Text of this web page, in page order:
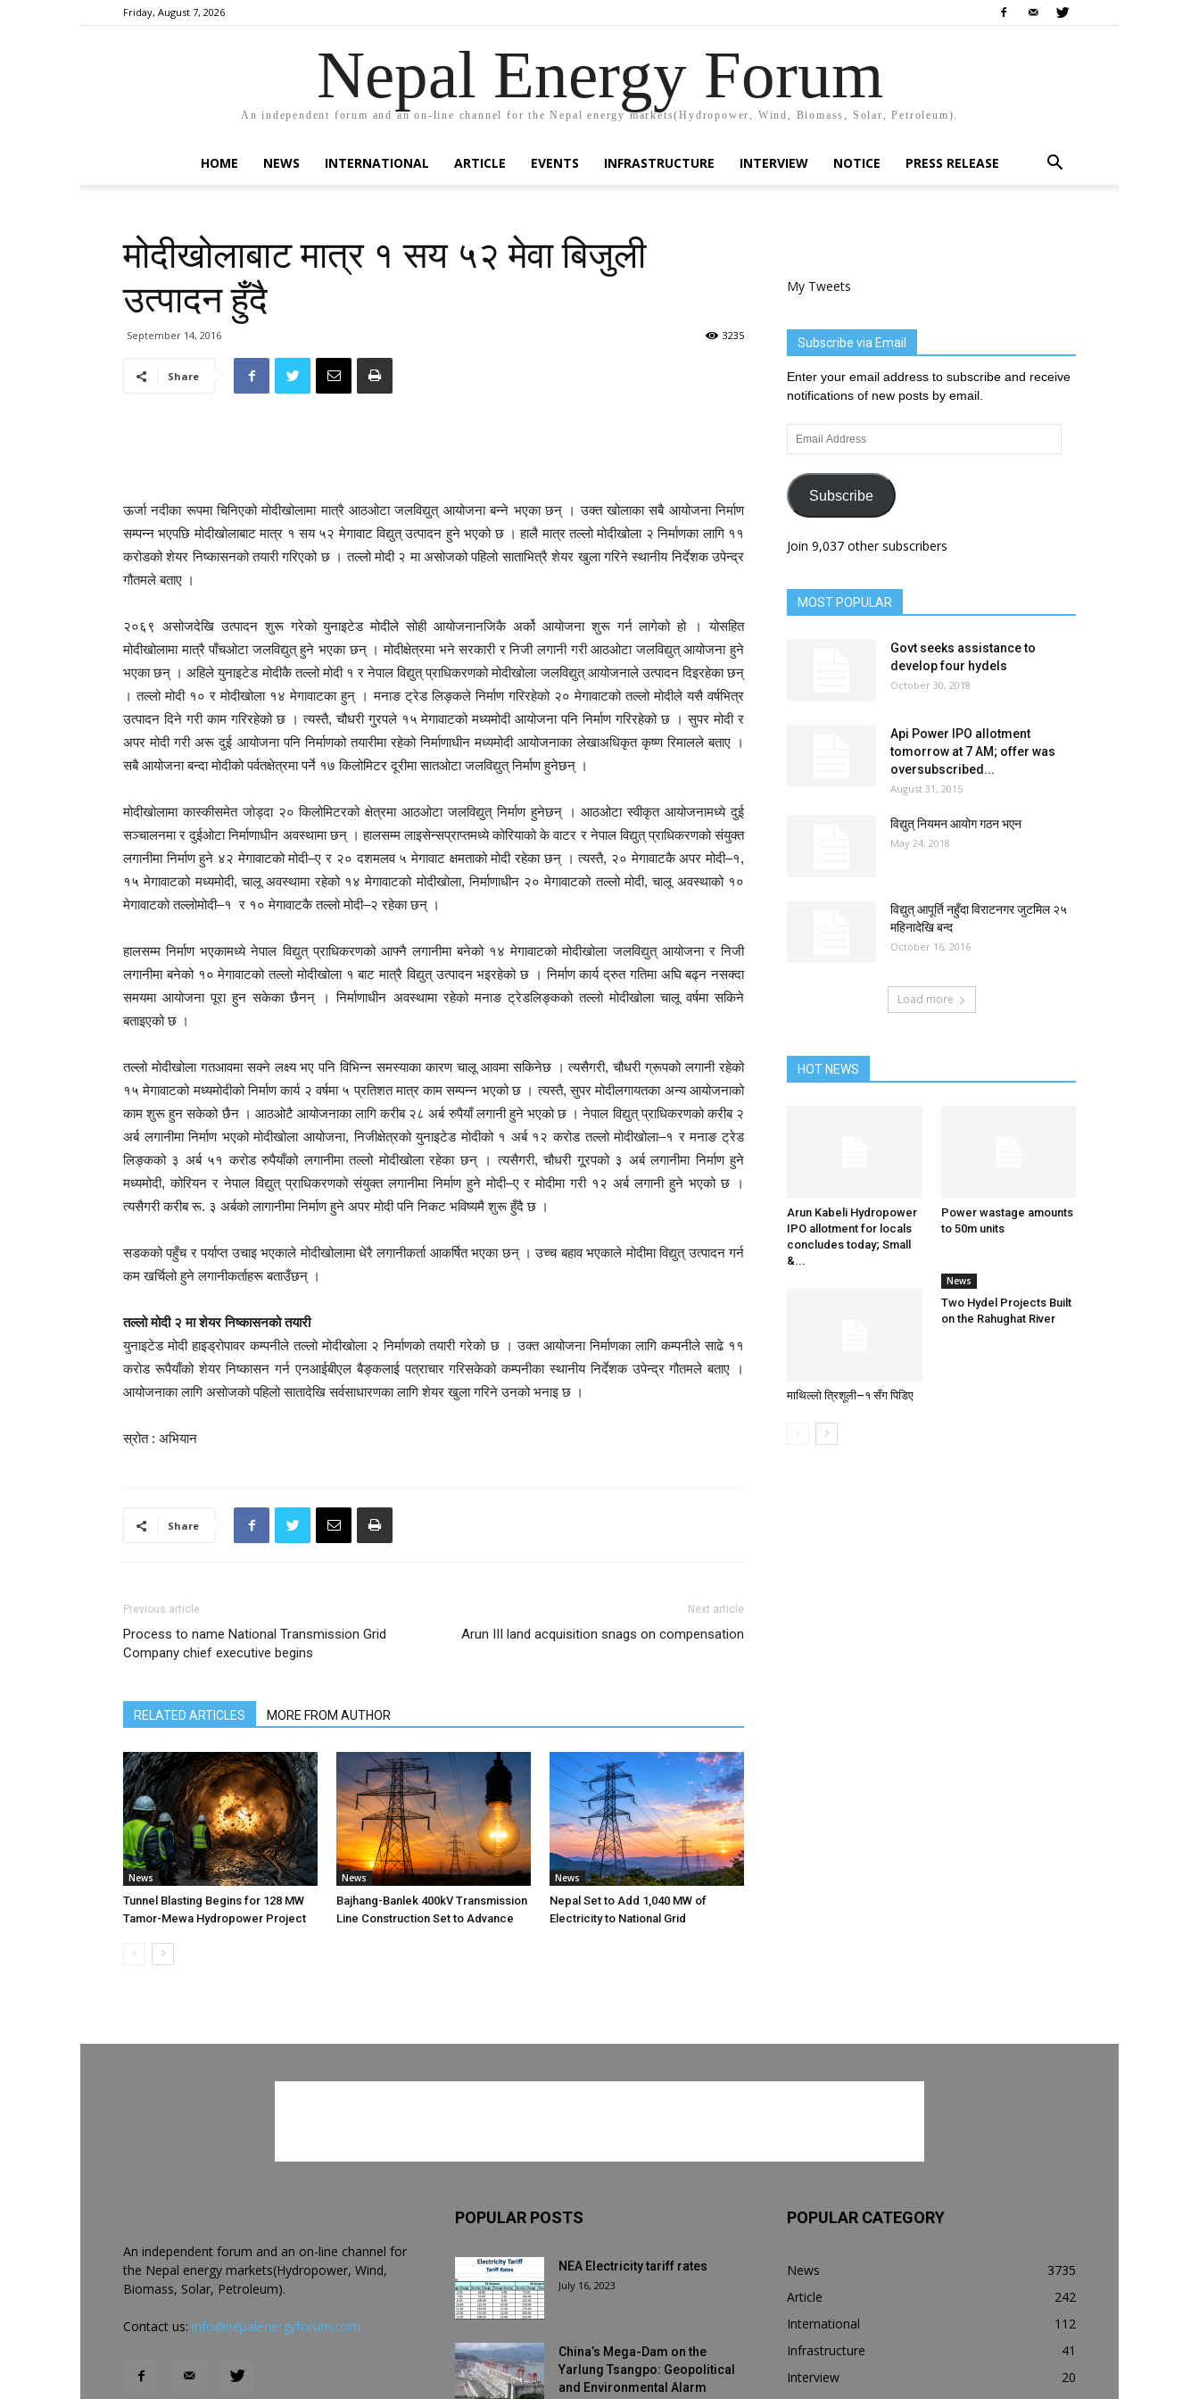
Friday, August 7, 2026
Nepal Energy Forum
An independent forum and an on-line channel for the Nepal energy markets(Hydropower, Wind, Biomass, Solar, Petroleum).
HOME NEWS INTERNATIONAL ARTICLE EVENTS INFRASTRUCTURE INTERVIEW NOTICE PRESS RELEASE
मोदीखोलाबाट मात्र १ सय ५२ मेवा बिजुली
उत्पादन हुँदै
September 14, 2016 3235
Share
ऊर्जा नदीका रूपमा चिनिएको मोदीखोलामा मात्रै आठओटा जलविद्युत् आयोजना बन्ने भएका छन् । उक्त खोलाका सबै आयोजना निर्माण
सम्पन्न भएपछि मोदीखोलाबाट मात्र १ सय ५२ मेगावाट विद्युत् उत्पादन हुने भएको छ । हालै मात्र तल्लो मोदीखोला २ निर्माणका लागि ११
करोडको शेयर निष्कासनको तयारी गरिएको छ । तल्लो मोदी २ मा असोजको पहिलो साताभित्रै शेयर खुला गरिने स्थानीय निर्देशक उपेन्द्र
गौतमले बताए ।
२०६९ असोजदेखि उत्पादन शुरू गरेको युनाइटेड मोदीले सोही आयोजनानजिकै अर्को आयोजना शुरू गर्न लागेको हो । योसहित
मोदीखोलामा मात्रै पाँचओटा जलविद्युत् हुने भएका छन् । मोदीक्षेत्रमा भने सरकारी र निजी लगानी गरी आठओटा जलविद्युत् आयोजना हुने
भएका छन् । अहिले युनाइटेड मोदीकै तल्लो मोदी १ र नेपाल विद्युत् प्राधिकरणको मोदीखोला जलविद्युत् आयोजनाले उत्पादन दिइरहेका छन्
। तल्लो मोदी १० र मोदीखोला १४ मेगावाटका हुन् । मनाङ ट्रेड लिङ्कले निर्माण गरिरहेको २० मेगावाटको तल्लो मोदीले यसै वर्षभित्र
उत्पादन दिने गरी काम गरिरहेको छ । त्यस्तै, चौधरी गु्रपले १५ मेगावाटको मध्यमोदी आयोजना पनि निर्माण गरिरहेको छ । सुपर मोदी र
अपर मोदी गरी अरू दुई आयोजना पनि निर्माणको तयारीमा रहेको निर्माणाधीन मध्यमोदी आयोजनाका लेखाअधिकृत कृष्ण रिमालले बताए ।
सबै आयोजना बन्दा मोदीको पर्वतक्षेत्रमा पर्ने १७ किलोमिटर दूरीमा सातओटा जलविद्युत् निर्माण हुनेछन् ।
मोदीखोलामा कास्कीसमेत जोड्दा २० किलोमिटरको क्षेत्रमा आठओटा जलविद्युत् निर्माण हुनेछन् । आठओटा स्वीकृत आयोजनामध्ये दुई
सञ्चालनमा र दुईओटा निर्माणाधीन अवस्थामा छन् । हालसम्म लाइसेन्सप्राप्तमध्ये कोरियाको के वाटर र नेपाल विद्युत् प्राधिकरणको संयुक्त
लगानीमा निर्माण हुने ४२ मेगावाटको मोदी–ए र २० दशमलव ५ मेगावाट क्षमताको मोदी रहेका छन् । त्यस्तै, २० मेगावाटकै अपर मोदी–१,
१५ मेगावाटको मध्यमोदी, चालू अवस्थामा रहेको १४ मेगावाटको मोदीखोला, निर्माणाधीन २० मेगावाटको तल्लो मोदी, चालू अवस्थाको १०
मेगावाटको तल्लोमोदी–१ र १० मेगावाटकै तल्लो मोदी–२ रहेका छन् ।
हालसम्म निर्माण भएकामध्ये नेपाल विद्युत् प्राधिकरणको आफ्नै लगानीमा बनेको १४ मेगावाटको मोदीखोला जलविद्युत् आयोजना र निजी
लगानीमा बनेको १० मेगावाटको तल्लो मोदीखोला १ बाट मात्रै विद्युत् उत्पादन भइरहेको छ । निर्माण कार्य द्रुत गतिमा अघि बढ्न नसक्दा
समयमा आयोजना पूरा हुन सकेका छैनन् । निर्माणाधीन अवस्थामा रहेको मनाङ ट्रेडलिङ्कको तल्लो मोदीखोला चालू वर्षमा सकिने
बताइएको छ ।
तल्लो मोदीखोला गतआवमा सक्ने लक्ष्य भए पनि विभिन्न समस्याका कारण चालू आवमा सकिनेछ । त्यसैगरी, चौधरी ग्रूपको लगानी रहेको
१५ मेगावाटको मध्यमोदीको निर्माण कार्य २ वर्षमा ५ प्रतिशत मात्र काम सम्पन्न भएको छ । त्यस्तै, सुपर मोदीलगायतका अन्य आयोजनाको
काम शुरू हुन सकेको छैन । आठओटै आयोजनाका लागि करीब २८ अर्ब रुपैयाँ लगानी हुने भएको छ । नेपाल विद्युत् प्राधिकरणको करीब २
अर्ब लगानीमा निर्माण भएको मोदीखोला आयोजना, निजीक्षेत्रको युनाइटेड मोदीको १ अर्ब १२ करोड तल्लो मोदीखोला–१ र मनाङ ट्रेड
लिङ्कको ३ अर्ब ५१ करोड रुपैयाँको लगानीमा तल्लो मोदीखोला रहेका छन् । त्यसैगरी, चौधरी गू्रपको ३ अर्ब लगानीमा निर्माण हुने
मध्यमोदी, कोरियन र नेपाल विद्युत् प्राधिकरणको संयुक्त लगानीमा निर्माण हुने मोदी–ए र मोदीमा गरी १२ अर्ब लगानी हुने भएको छ ।
त्यसैगरी करीब रू. ३ अर्बको लागानीमा निर्माण हुने अपर मोदी पनि निकट भविष्यमै शुरू हुँदै छ ।
सडकको पहुँच र पर्याप्त उचाइ भएकाले मोदीखोलामा धेरै लगानीकर्ता आकर्षित भएका छन् । उच्च बहाव भएकाले मोदीमा विद्युत् उत्पादन गर्न
कम खर्चिलो हुने लगानीकर्ताहरू बताउँछन् ।
तल्लो मोदी २ मा शेयर निष्कासनको तयारी
युनाइटेड मोदी हाइड्रोपावर कम्पनीले तल्लो मोदीखोला २ निर्माणको तयारी गरेको छ । उक्त आयोजना निर्माणका लागि कम्पनीले साढे ११
करोड रूपैयाँको शेयर निष्कासन गर्न एनआईबीएल बैङ्कलाई पत्राचार गरिसकेको कम्पनीका स्थानीय निर्देशक उपेन्द्र गौतमले बताए ।
आयोजनाका लागि असोजको पहिलो सातादेखि सर्वसाधारणका लागि शेयर खुला गरिने उनको भनाइ छ ।
स्रोत : अभियान
Share
Previous article
Process to name National Transmission Grid
Company chief executive begins
Next article
Arun III land acquisition snags on compensation
RELATED ARTICLES MORE FROM AUTHOR
News
Tunnel Blasting Begins for 128 MW
Tamor-Mewa Hydropower Project
News
Bajhang-Banlek 400kV Transmission
Line Construction Set to Advance
News
Nepal Set to Add 1,040 MW of
Electricity to National Grid
My Tweets
Subscribe via Email
Enter your email address to subscribe and receive
notifications of new posts by email.
Email
Address
Subscribe
Join 9,037 other subscribers
MOST POPULAR
Govt seeks assistance to
develop four hydels
October 30, 2018
Api Power IPO allotment
tomorrow at 7 AM; offer was
oversubscribed...
August 31, 2015
विद्युत् नियमन आयोग गठन भएन
May 24, 2018
विद्युत् आपूर्ति नहुँदा विराटनगर जुटमिल २५
महिनादेखि बन्द
October 16, 2016
Load more
HOT NEWS
Arun Kabeli Hydropower
IPO allotment for locals
concludes today; Small
&...
Power wastage amounts
to 50m units
माथिल्लो त्रिशूली–१ सँग पिडिए
News
Two Hydel Projects Built
on the Rahughat River
An independent forum and an on-line channel for
the Nepal energy markets(Hydropower, Wind,
Biomass, Solar, Petroleum).
Contact us: info@nepalenergyforum.com
POPULAR POSTS
NEA Electricity tariff rates
July 16, 2023
China’s Mega-Dam on the
Yarlung Tsangpo: Geopolitical
and Environmental Alarm
POPULAR CATEGORY
News
3735
Article
242
International
112
Infrastructure
41
Interview
20